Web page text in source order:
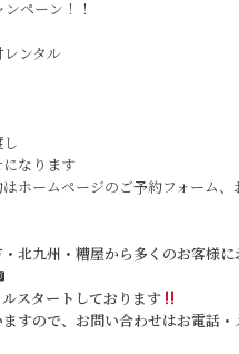
ペーン！！
ンタル
なります
ホームページのご予約フォーム
北九州・糟屋から多くのお客様に
スタートしております
すので、お問い合わせはお電話